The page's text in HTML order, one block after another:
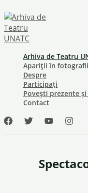
to
content
Arhiva de Teatru
Apariții în fotografii
Despre
Participați
Povești prezente
Contact